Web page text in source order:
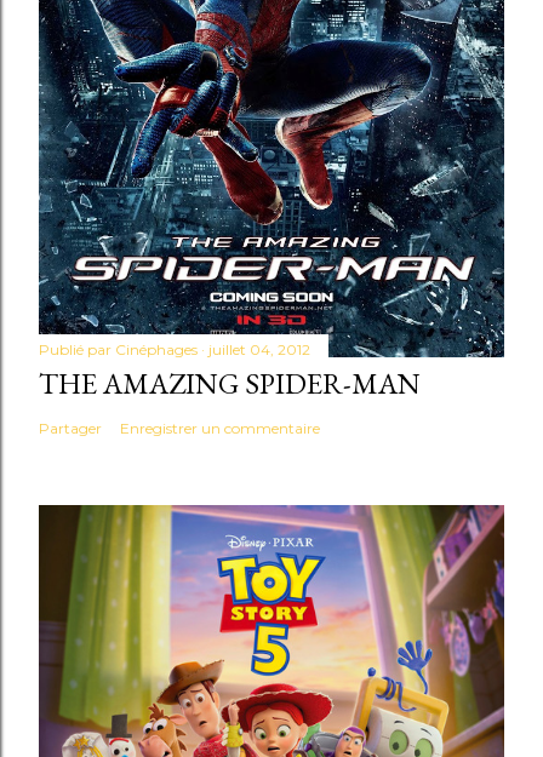
Publié par Cinéphages juillet 04, 2012
THE AMAZING SPIDER-MAN
Partager Enregistrer un commentaire